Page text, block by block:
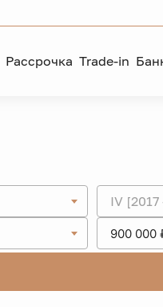
Рассрочка Trade-in
IV